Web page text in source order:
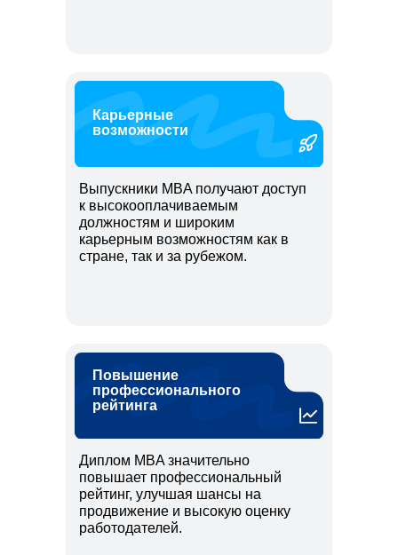
Выпускники MBA получают доступ
к высокооплачиваемым
должностям и широким
карьерным возможностям как в
стране, так и за рубежом.
Карьерные
возможности
Диплом MBA значительно
повышает профессиональный
рейтинг, улучшая шансы на
продвижение и высокую оценку
работодателей.
Повышение
профессионального
рейтинга